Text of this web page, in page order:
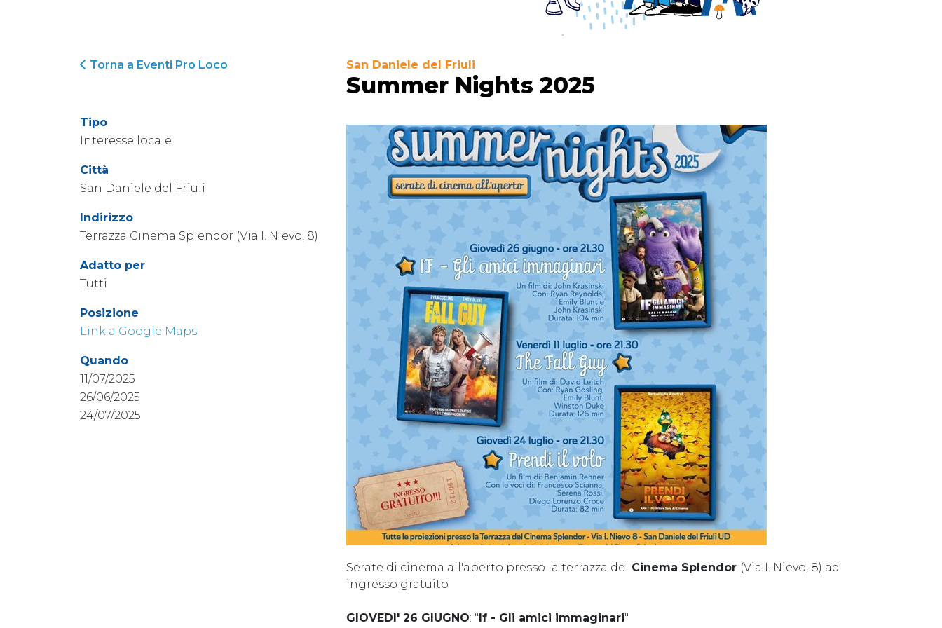
Torna a Eventi Pro Loco
Tipo
Interesse locale
Città
San Daniele del Friuli
Indirizzo
Terrazza Cinema Splendor (Via I. Nievo, 8)
Adatto per
Tutti
Posizione
Link a Google Maps
Quando
11/07/2025
26/06/2025
24/07/2025
San Daniele del Friuli
Summer Nights 2025
Serate di cinema all'aperto presso la terrazza del Cinema Splendor (Via I. Nievo, 8) ad
ingresso gratuito
GIOVEDI' 26 GIUGNO: "If - Gli amici immaginari"